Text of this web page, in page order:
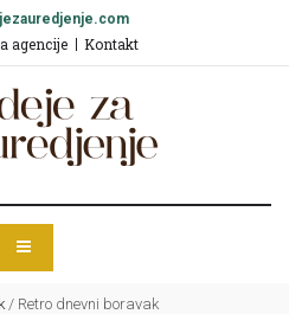
agencije Kontakt
/ Retro dnevni boravak